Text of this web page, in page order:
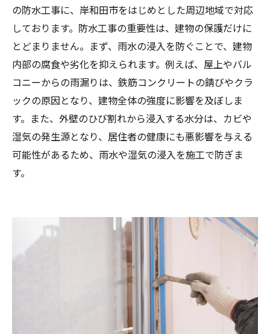
の防水工事に、岸和田市をはじめとした周辺地域で対応
しております。防水工事の重要性は、建物の保護だけに
とどまりません。まず、雨水の浸入を防ぐことで、建物
内部の腐食や劣化を抑えられます。例えば、屋上やバル
コニーからの雨漏りは、鉄筋コンクリートの錆びやクラ
ックの原因となり、建物全体の強度に影響を及ぼしま
す。また、外壁のひび割れから浸入する水分は、カビや
湿気の発生源となり、居住者の健康にも悪影響を与える
可能性があるため、雨水や湿気の浸入を施工で防ぎま
す。